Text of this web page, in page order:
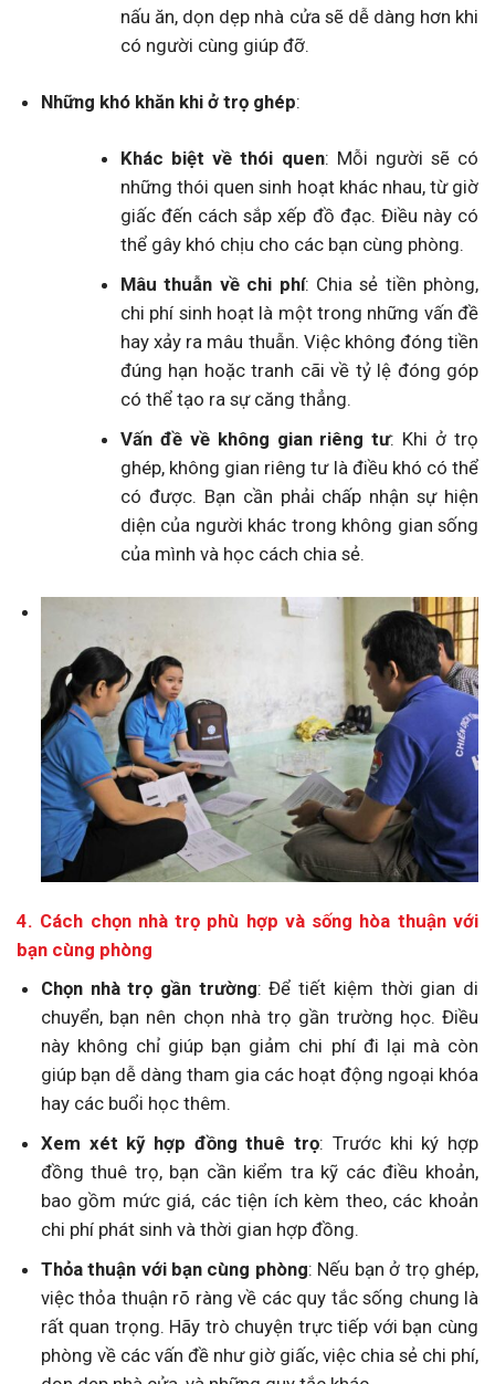
nấu ăn, dọn dẹp nhà cửa sẽ dễ dàng hơn khi
có người cùng giúp đỡ.
Những khó khăn khi ở trọ ghép:
Khác biệt về thói quen: Mỗi người sẽ có
những thói quen sinh hoạt khác nhau, từ giờ
giấc đến cách sắp xếp đồ đạc. Điều này có
thể gây khó chịu cho các bạn cùng phòng.
Mâu thuẫn về chi phí: Chia sẻ tiền phòng,
chi phí sinh hoạt là một trong những vấn đề
hay xảy ra mâu thuẫn. Việc không đóng tiền
đúng hạn hoặc tranh cãi về tỷ lệ đóng góp
có thể tạo ra sự căng thẳng.
Vấn đề về không gian riêng tư: Khi ở trọ
ghép, không gian riêng tư là điều khó có thể
có được. Bạn cần phải chấp nhận sự hiện
diện của người khác trong không gian sống
của mình và học cách chia sẻ.
4. Cách chọn nhà trọ phù hợp và sống hòa thuận với
bạn cùng phòng
Chọn nhà trọ gần trường: Để tiết kiệm thời gian di
chuyển, bạn nên chọn nhà trọ gần trường học. Điều
này không chỉ giúp bạn giảm chi phí đi lại mà còn
giúp bạn dễ dàng tham gia các hoạt động ngoại khóa
hay các buổi học thêm.
Xem xét kỹ hợp đồng thuê trọ: Trước khi ký hợp
đồng thuê trọ, bạn cần kiểm tra kỹ các điều khoản,
bao gồm mức giá, các tiện ích kèm theo, các khoản
chi phí phát sinh và thời gian hợp đồng.
Thỏa thuận với bạn cùng phòng: Nếu bạn ở trọ ghép,
việc thỏa thuận rõ ràng về các quy tắc sống chung là
rất quan trọng. Hãy trò chuyện trực tiếp với bạn cùng
phòng về các vấn đề như giờ giấc, việc chia sẻ chi phí,